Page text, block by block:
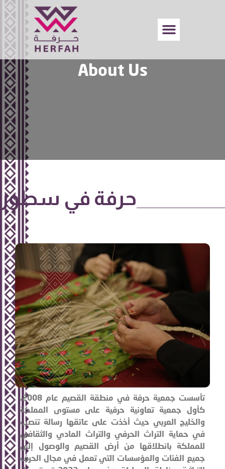
About Us
حرفة في سطور
تأسست جمعية حرفة في منطقة القصيم عام 2008،
كأول جمعية تعاونية حرفية على مستوى المملكة
والخليج العربي حيث أخذت على عاتقها رسالة تنصب
في حماية التراث الحرفي والتراث المادي والثقافي
للمملكة بانطلاقها من أرض القصيم والوصول إلى
جميع الفئات والمؤسسات التي تعمل في مجال الحرف